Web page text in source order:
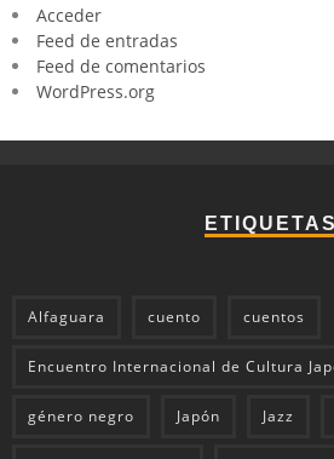
Acceder
Feed de entradas
Feed de comentarios
WordPress.org
ETIQUETAS
Alfaguara cuento cuentos
Encuentro Internacional de Cultura
género negro Japón Jazz